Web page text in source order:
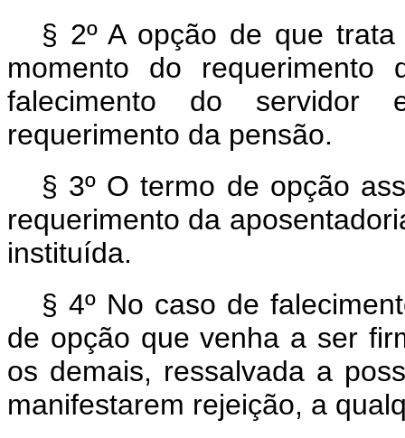
§ 2º A opção de que
momento do
falecimento do servidor
requerimento da pensão.
§ 3º O termo de opção
requerimento da
instituída.
§ 4º No caso de
de opção que venha a ser
os demais, ressalvada a
manifestarem rejeição, a